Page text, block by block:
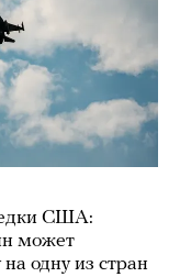
США:
может
одну из стран